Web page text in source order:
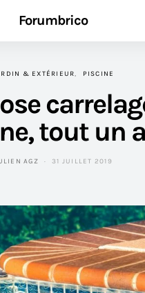
Forumbrico
& EXTÉRIEUR PISCINE
tout un
AGZ 31 JUILLET 2019